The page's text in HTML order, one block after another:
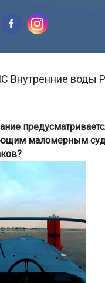
Внутренние воды
маломерным